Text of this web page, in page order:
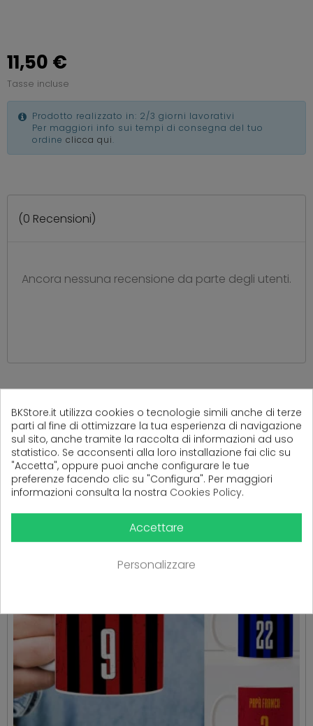
11,50 €
Tasse incluse
Prodotto realizzato in: 2/3 giorni lavorativi
Per maggiori info sui tempi di consegna del tuo
ordine clicca qui.
(0 Recensioni)
Ancora nessuna recensione da parte degli utenti.
PRODOTTI CORRELATI
( 16 altri prodotti nella stessa categoria )
BKStore.it utilizza cookies o tecnologie simili anche di terze
parti al fine di ottimizzare la tua esperienza di navigazione
sul sito, anche tramite la raccolta di informazioni ad uso
statistico. Se acconsenti alla loro installazione fai clic su
"Accetta", oppure puoi anche configurare le tue
preferenze facendo clic su "Configura". Per maggiori
informazioni consulta la nostra Cookies Policy.
Accettare
Personalizzare